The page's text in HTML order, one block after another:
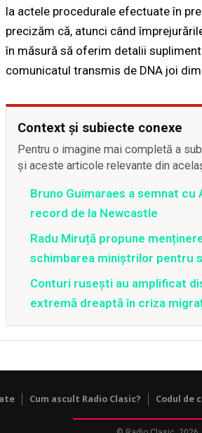
la actele procedurale efectuate în
precizăm că, atunci când
în măsură să oferim detalii
comunicatul transmis de DNA joi
Context și subiecte conexe
Pentru o imagine mai completă a
și aceste articole relevante din
Bruno Guimaraes a semnat cu
record de la Newcastle
Radu Miruță propune
schimbarea miniștrilor pentru
Conturi rusești au amplificat
extremă dreaptă în criza
Cum ascult Radio Clasic? Codul de